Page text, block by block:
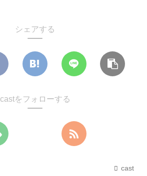
シェアする
castをフォローする
cast